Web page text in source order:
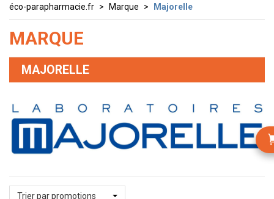
éco-parapharmacie.fr Marque Majorelle
MARQUE
MAJORELLE
Trier par promotions